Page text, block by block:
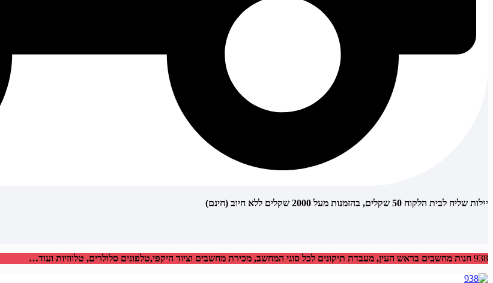
עלות שליח לבית הלקוח 50 שקלים, בהזמנות מעל 2000 שקלים ללא חיוב (חינם)
938 חנות מחשבים בראש העין, מעבדת תיקונים לכל סוגי המחשב, מכירת מחשבים וציוד היקפי,טלפונים סלולרים, טלווזיות ועוד…